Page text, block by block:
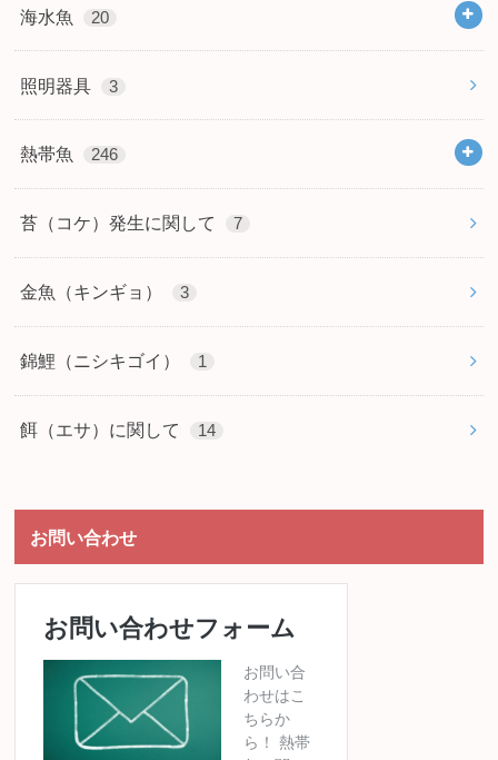
海水魚 20
照明器具 3
熱帯魚 246
苔（コケ）発生に関して 7
金魚（キンギョ） 3
錦鯉（ニシキゴイ） 1
餌（エサ）に関して 14
お問い合わせ